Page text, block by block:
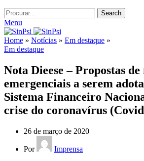
Search
Menu
Home » Notícias » Em destaque »
Em destaque
Nota Dieese – Propostas de
emergenciais a serem
Sistema Financeiro
crise do coronavírus
26 de março de 2020
Por Imprensa